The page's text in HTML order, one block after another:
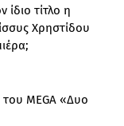
τίτλο η
Χρηστίδου
MEGA «Δυο